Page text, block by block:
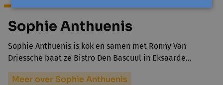
Sophie Anthuenis
Sophie Anthuenis is kok en samen met Ronny Van
Driessche baat ze Bistro Den Bascuul in Eksaarde…
Meer over Sophie Anthuenis